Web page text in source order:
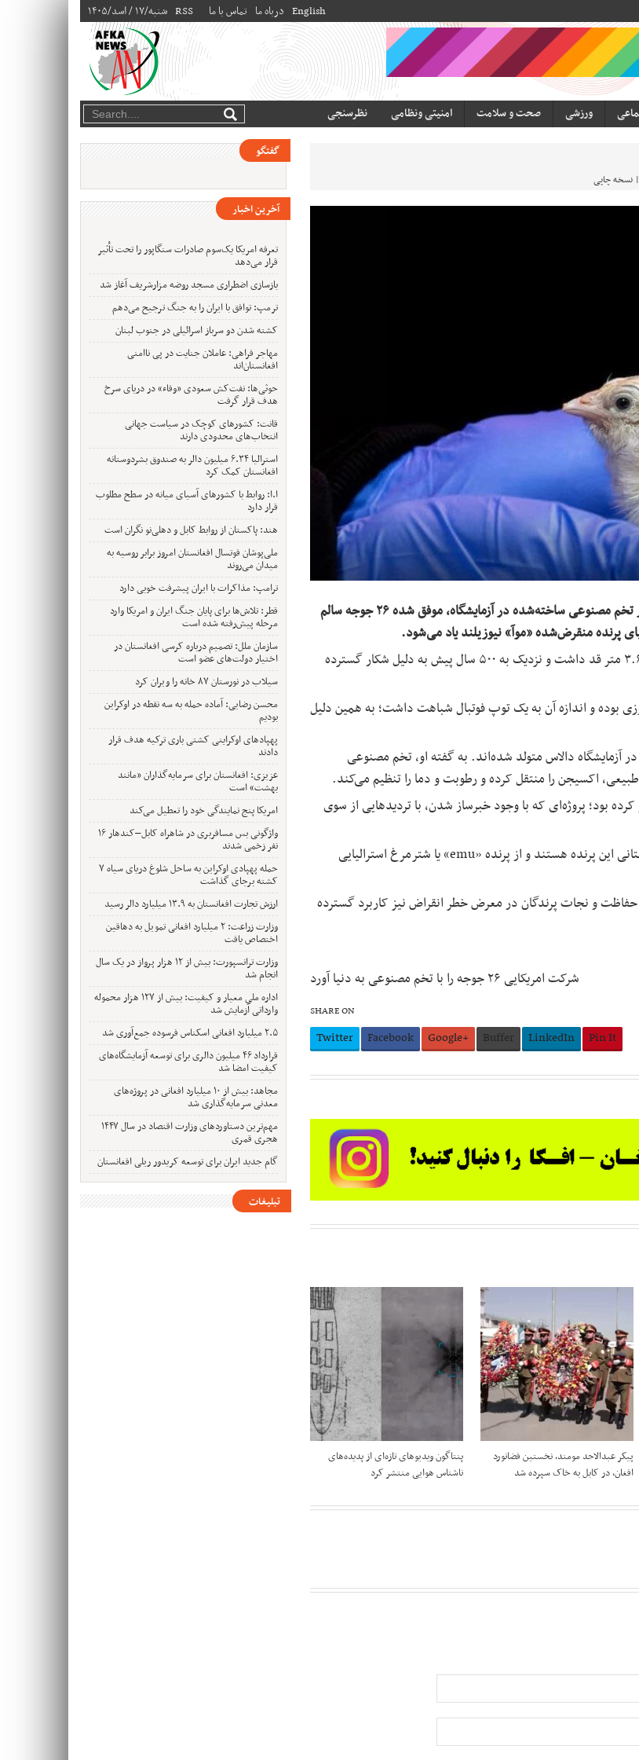
۱۴۰۵/شنبه/۱۷ / اسد RSS تماس با ما درباه ما English
ورزشی صحت و سلامت امنیتی ونظامی نظرسنجی
نسخه چاپی
شرکت امریکایی«Colossal Biosciences» اعلام کرده که با استفاده از تخم مصنوعی ساخته‌شده در آزمایشگاه، موفق شده ۲۶ جوجه سالم
پرنده منقرض‌شده «موآ» نیوزیلند یاد می‌شود.
به گزارش افغان نیوز: موآ، پرنده‌ای غول‌پیکر و بدون بال بود که حدود ۳.۶ متر قد داشت و نزدیک به ۵۰۰ سال پیش به دلیل شکار گسترده
بوده و اندازه آن به یک توپ فوتبال شباهت داشت؛ به همین دلیل
آزمایشگاه دالاس متولد شده‌اند. به گفته او، تخم مصنوعی
اکسیجن را منتقل کرده و رطوبت و دما را تنظیم می‌کند.
بود؛ پروژه‌ای که با وجود خبرساز شدن، با تردیدهایی از سوی
این پرنده هستند و از پرنده«emu»یا شترمرغ استرالیایی
حفاظت و نجات پرندگان در معرض خطر انقراض نیز کاربرد گسترده
شرکت امریکایی ۲۶ جوجه را با تخم مصنوعی به دنیا آورد
SHARE ON
Twitter Facebook Google+ Buffer LinkedIn Pin It
پنتاگون ویدیوهای تازه‌ای از پدیده‌های
ناشناس هوایی منتشر کرد
پیکر عبدالاحد مومند، نخستین فضانورد
افغان، در کابل به خاک سپرده شد
گفتگو
آخرین اخبار
تعرفه امریکا یک‌سوم صادرات سنگاپور را تحت تأثیر
قرار می‌دهد
بازسازی اضطراری مسجد روضه مزارشریف آغاز شد
ترمپ: توافق با ایران را به جنگ ترجیح می‌دهم
کشته شدن دو سرباز اسرائیلی در جنوب لبنان
مهاجر فراهی: عاملان جنایت در پی ناامنی
افغانستان‌اند
حوثی‌ها: نفت‌کش سعودی «وفاء» در دریای سرخ
هدف قرار گرفت
قانت: کشورهای کوچک در سیاست جهانی
انتخاب‌های محدودی دارند
استرالیا ۶.۳۴ میلیون دالر به صندوق بشردوستانه
افغانستان کمک کرد
ا.ا: روابط با کشورهای آسیای میانه در سطح مطلوب
قرار دارد
هند: پاکستان از روابط کابل و دهلی‌نو نگران است
ملی‌پوشان فوتسال افغانستان امروز برابر روسیه به
میدان می‌روند
ترامپ: مذاکرات با ایران پیشرفت خوبی دارد
قطر: تلاش‌ها برای پایان جنگ ایران و امریکا وارد
مرحله پیش‌رفته شده است
سازمان ملل: تصمیم درباره کرسی افغانستان در
اختیار دولت‌های عضو است
سیلاب در نورستان ۸۷ خانه را ویران کرد
محسن رضایی: آماده حمله به سه نقطه در اوکراین
بودیم
پهپادهای اوکراینی کشتی باری ترکیه هدف قرار
دادند
عزیزی: افغانستان برای سرمایه‌گذاران «مانند
بهشت» است
امریکا پنج نمایندگی خود را تعطیل می‌کند
واژگونی بس مسافربری در شاهراه کابل–کندهار ۱۶
نفر زخمی شدند
حمله پهپادی اوکراین به ساحل شلوغ دریای سیاه ۷
کشته برجای گذاشت
ارزش تجارت افغانستان به ۱۳.۹ میلیارد دالر رسید
وزارت زراعت: ۲ میلیارد افغانی تمویل به دهاقین
اختصاص یافت
وزارت ترانسپورت: بیش از ۱۲ هزار پرواز در یک سال
انجام شد
اداره ملی معیار و کیفیت: بیش از ۱۲۷ هزار محموله
وارداتی آزمایش شد
۲.۵ میلیارد افغانی اسکناس فرسوده جمع‌آوری شد
قرارداد ۴۶ میلیون دالری برای توسعه آزمایشگاه‌های
کیفیت امضا شد
مجاهد: بیش از ۱۰ میلیارد افغانی در پروژه‌های
معدنی سرمایه‌گذاری شد
مهم‌ترین دستاوردهای وزارت اقتصاد در سال ۱۴۴۷
هجری قمری
گام جدید ایران برای توسعه کریدور ریلی افغانستان
تبلیغات